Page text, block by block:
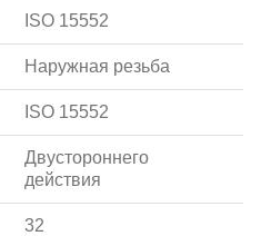
ISO 15552
Наружная резьба
ISO 15552
Двустороннего
действия
32